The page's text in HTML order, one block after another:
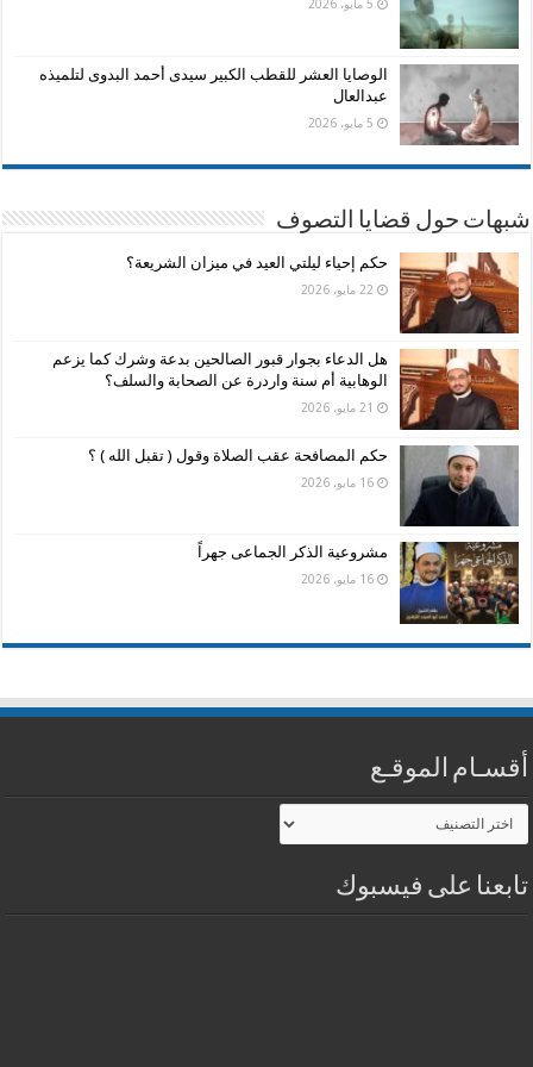
5 مايو، 2026
الوصايا العشر للقطب الكبير سيدى أحمد البدوى لتلميذه
عبدالعال
5 مايو، 2026
شبهات حول قضايا التصوف
حكم إحياء ليلتي العيد في ميزان الشريعة؟
22 مايو، 2026
هل الدعاء بجوار قبور الصالحين بدعة وشرك كما يزعم
الوهابية أم سنة واردرة عن الصحابة والسلف؟
21 مايو، 2026
حكم المصافحة عقب الصلاة وقول ( تقبل الله ) ؟
16 مايو، 2026
مشروعية الذكر الجماعى جهراً
16 مايو، 2026
أقسـام الموقـع
أقسـام
الموقـع
تابعنا على فيسبوك